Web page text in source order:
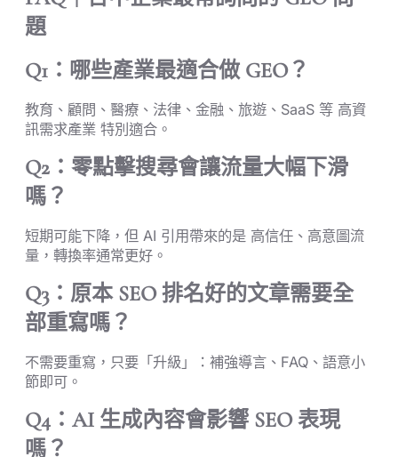
題
Q1：哪些產業最適合做 GEO？
教育、顧問、醫療、法律、金融、旅遊、SaaS 等 高資
訊需求產業 特別適合。
Q2：零點擊搜尋會讓流量大幅下滑
嗎？
短期可能下降，但 AI 引用帶來的是 高信任、高意圖流
量，轉換率通常更好。
Q3：原本 SEO 排名好的文章需要全
部重寫嗎？
不需要重寫，只要「升級」：補強導言、FAQ、語意小
節即可。
Q4：AI 生成內容會影響 SEO 表現
嗎？